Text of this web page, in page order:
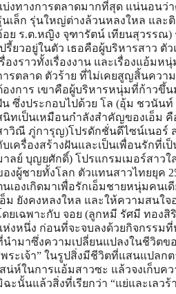
บ่งทางการตลาดมากที่สุด แน่นอนว่
นเล็ก รุ่นใหญ่ต่างล้วนหลงใหล และ
อย ร.ต.หญิง จุฑารัตน์ เทียนสุวรรณ
ปรี้ยวอยู่ในตัว เธอคือผู้บริหารสาว
รื่องราวทั้งเรื่องงาน และเรื่องแอ้ม
ารตลาด ตัวร้าย ที่ไม่เคยสูญสิ้นควา
องการ เขาคือผู้บริหารหนุ่มที่ก้าวขึ้
น ซึ่งประกอบไปด้วย โล (อุ้ม ชวนัน
นิทเป็นเหมือนกำลังสำคัญของเอ็ม คื
าวิณี ภู่การุญ)โปรดักชั่นดีไซน์เนอร์
บเครื่องสร้างฝันและเป็นเพื่อนรักที่เ
าลย์ บุญยศักดิ์) โปรแกรมเมอร์สาว
องผู้ชายทั้งโลก ตัวแทนสาวไทยยุค
นเองเกิดมาเพื่อรักเอ็มชายหนุ่มคน
อ็ม ยังคงหลงใหล และให้ความสนใ
ดยเฉพาะกับ จอย (ลูกหมี รัศมี ทองสิ
ห่งหนึ่ง ก่อนที่จะจบลงด้วยกิจกรรม
นำมาซึ่งความเปลี่ยนแปลงในชีวิตข
พระเจ้า” ในรูปสิ่งมีชีวิตที่แสนแปลก
สน่ห์ในการแอ้มสาวซะ แล้วจงเก็บ
ฉะนั้นแล้วสิ่งที่เรียกว่า “แย่และเลว